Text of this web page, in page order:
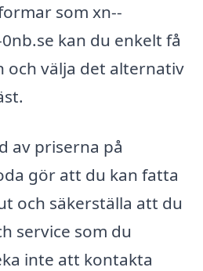
som xn--
kan du enkelt få
och välja det alternativ
av priserna på
gör att du kan fatta
och säkerställa att du
service som du
inte att kontakta